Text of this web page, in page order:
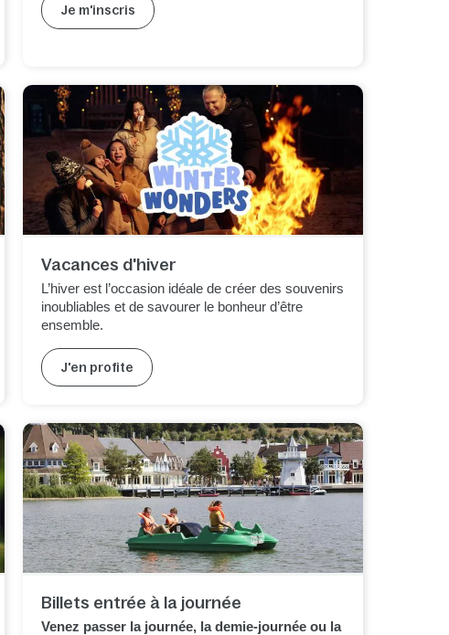
Je m'inscris
Vacances d'hiver
L’hiver est l’occasion idéale de créer des souvenirs
inoubliables et de savourer le bonheur d’être
ensemble.
J'en profite
Billets entrée à la journée
Venez passer la journée, la demie-journée ou la